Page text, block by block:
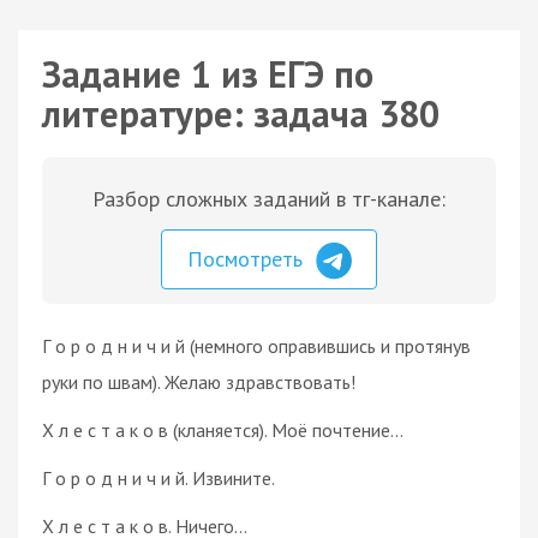
Задание 1 из ЕГЭ по
литературе: задача 380
Разбор сложных заданий в тг-канале:
Посмотреть
Г о р о д н и ч и й (немного оправившись и протянув
руки по швам). Желаю здравствовать!
Х л е с т а к о в (кланяется). Моё почтение…
Г о р о д н и ч и й. Извините.
Х л е с т а к о в. Ничего…